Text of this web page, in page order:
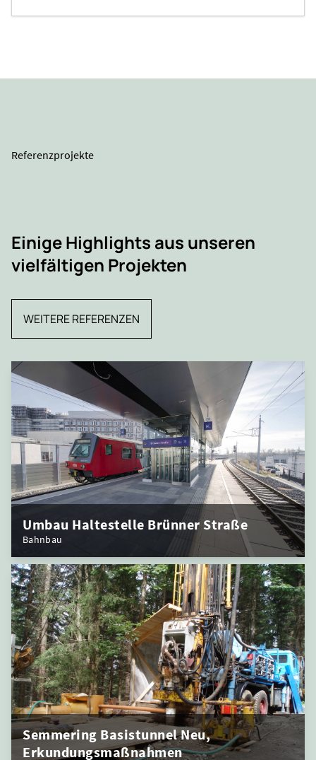
Referenzprojekte
Einige Highlights aus unseren
vielfältigen Projekten
WEITERE REFERENZEN
Umbau Haltestelle Brünner Straße
Bahnbau
Semmering Basistunnel Neu,
Erkundungsmaßnahmen